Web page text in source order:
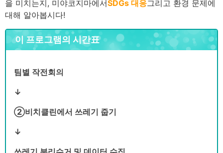
을 미치는지, 미야코지마에서SDGs 대응그리고 환경 문제에
대해 알아봅시다!
이 프로그램의 시간표
팀별 작전회의
↓
②비치클린에서 쓰레기 줍기
↓